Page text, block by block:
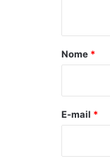
r
*
Nome *
E-mail *